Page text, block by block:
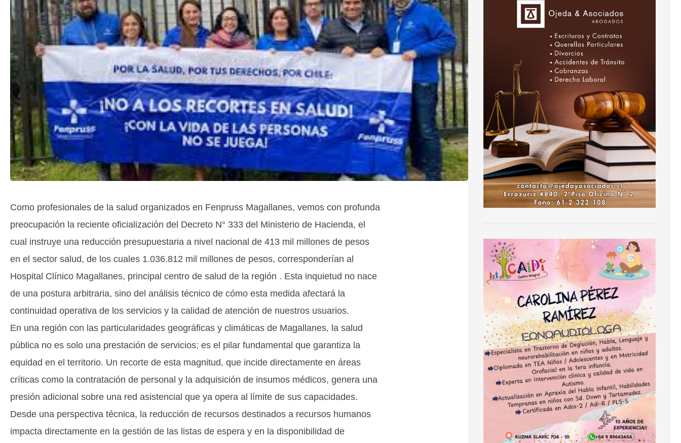
Como profesionales de la salud organizados en Fenpruss Magallanes, vemos con profunda
preocupación la reciente oficialización del Decreto N° 333 del Ministerio de Hacienda, el
cual instruye una reducción presupuestaria a nivel nacional de 413 mil millones de pesos
en el sector salud, de los cuales 1.036.812 mil millones de pesos, corresponderían al
Hospital Clínico Magallanes, principal centro de salud de la región . Esta inquietud no nace
de una postura arbitraria, sino del análisis técnico de cómo esta medida afectará la
continuidad operativa de los servicios y la calidad de atención de nuestros usuarios.
En una región con las particularidades geográficas y climáticas de Magallanes, la salud
pública no es solo una prestación de servicios; es el pilar fundamental que garantiza la
equidad en el territorio. Un recorte de esta magnitud, que incide directamente en áreas
críticas como la contratación de personal y la adquisición de insumos médicos, genera una
presión adicional sobre una red asistencial que ya opera al límite de sus capacidades.
Desde una perspectiva técnica, la reducción de recursos destinados a recursos humanos
impacta directamente en la gestión de las listas de espera y en la disponibilidad de